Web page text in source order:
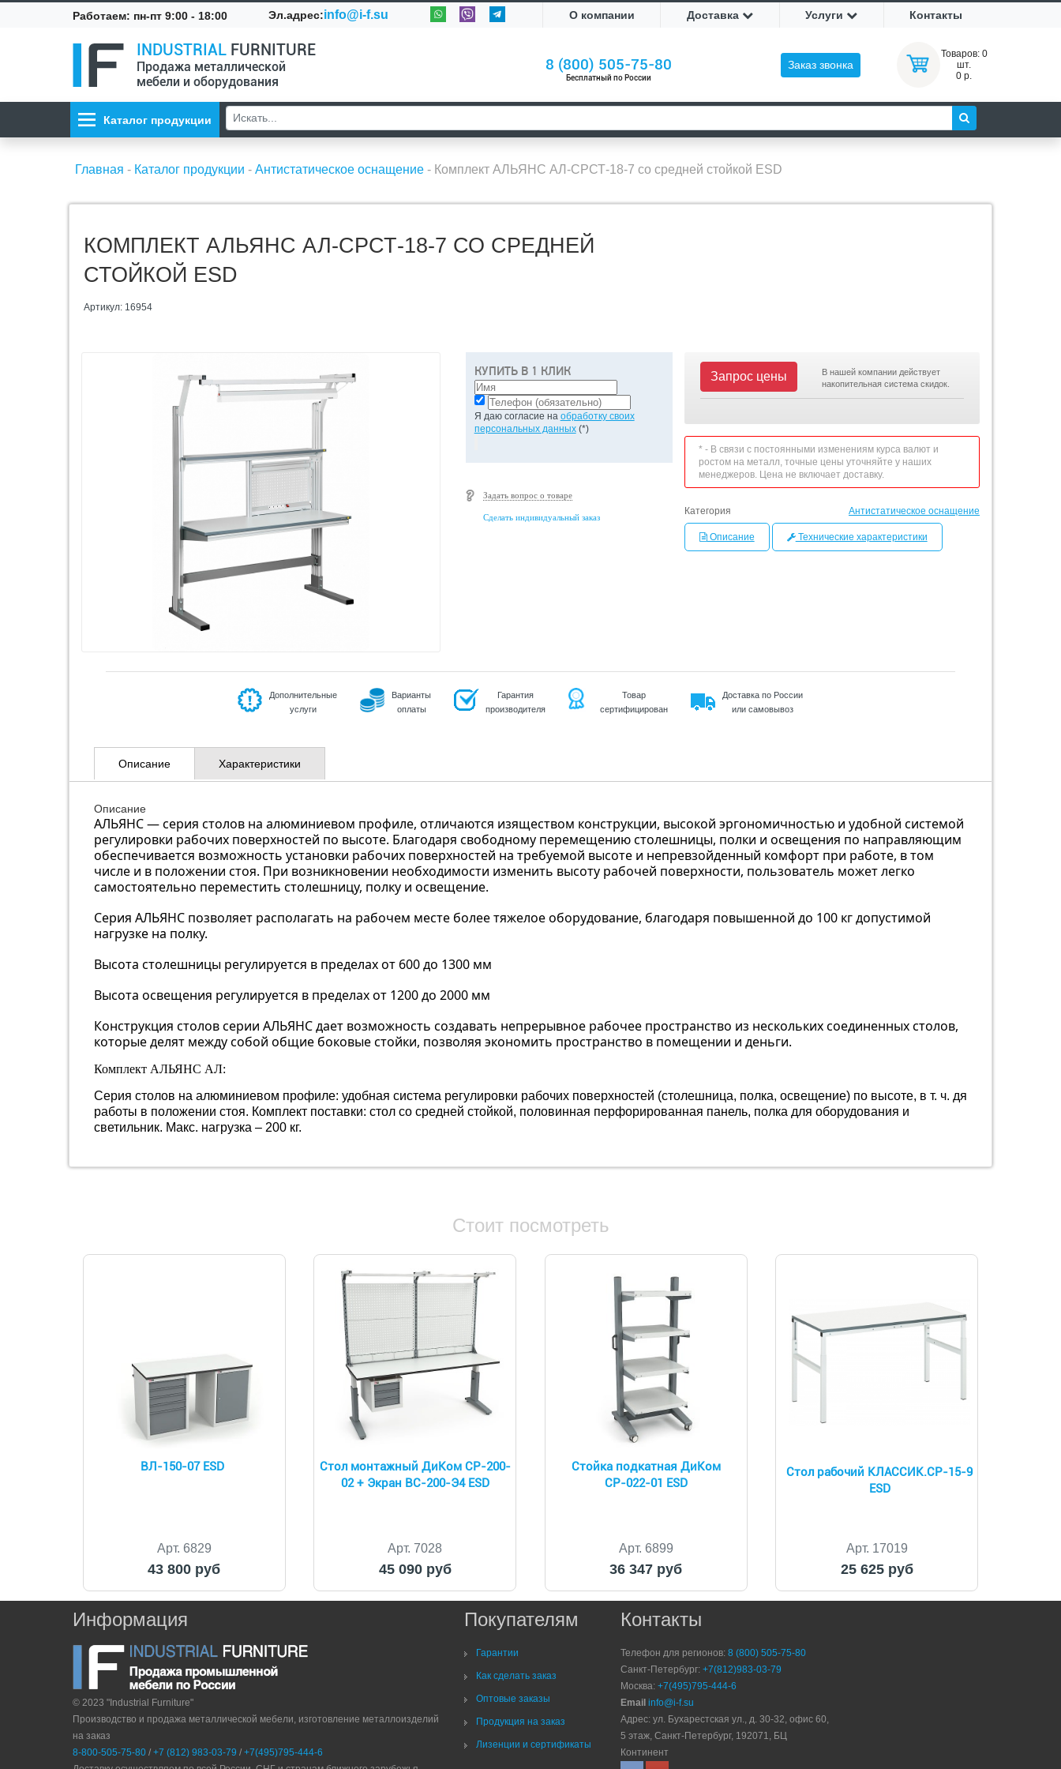
Работаем: пн-пт 9:00 - 18:00 Эл.адрес:info@i-f.su О компании Доставка Услуги Контакты
INDUSTRIAL FURNITURE
Продажа металлической
мебели и оборудования
8 (800) 505-75-80
Бесплатный по России
Заказ звонка
Товаров: 0
шт.
0 р.
Каталог продукции
Главная - Каталог продукции - Антистатическое оснащение - Комплект АЛЬЯНС АЛ-СРСТ-18-7 со средней стойкой ESD
КОМПЛЕКТ АЛЬЯНС АЛ-СРСТ-18-7 СО СРЕДНЕЙ
СТОЙКОЙ ESD
Артикул: 16954
КУПИТЬ В 1 КЛИК
Я даю согласие на обработку своих
персональных данных(*)
Задать вопрос о товаре
Сделать индивидуальный заказ
Запрос цены
В нашей компании действует
накопительная система скидок.
* - В связи с постоянными изменениям курса валют и
ростом на металл, точные цены уточняйте у наших
менеджеров. Цена не включает доставку.
Категория Антистатическое оснащение
Описание Технические характеристики
Дополнительные
услуги
Варианты
оплаты
Гарантия
производителя
Товар
сертифицирован
Доставка по России
или самовывоз
Описание Характеристики
Описание
АЛЬЯНС — серия столов на алюминиевом профиле, отличаются изяществом конструкции, высокой эргономичностью и удобной системой
регулировки рабочих поверхностей по высоте. Благодаря свободному перемещению столешницы, полки и освещения по направляющим
обеспечивается возможность установки рабочих поверхностей на требуемой высоте и непревзойденный комфорт при работе, в том
числе и в положении стоя. При возникновении необходимости изменить высоту рабочей поверхности, пользователь может легко
самостоятельно переместить столешницу, полку и освещение.
Серия АЛЬЯНС позволяет располагать на рабочем месте более тяжелое оборудование, благодаря повышенной до 100 кг допустимой
нагрузке на полку.
Высота столешницы регулируется в пределах от 600 до 1300 мм
Высота освещения регулируется в пределах от 1200 до 2000 мм
Конструкция столов серии АЛЬЯНС дает возможность создавать непрерывное рабочее пространство из нескольких соединенных столов,
которые делят между собой общие боковые стойки, позволяя экономить пространство в помещении и деньги.
Комплект АЛЬЯНС АЛ:
Серия столов на алюминиевом профиле: удобная система регулировки рабочих поверхностей (столешница, полка, освещение) по высоте, в т. ч. дя
работы в положении стоя. Комплект поставки: стол со средней стойкой, половинная перфорированная панель, полка для оборудования и
светильник. Макс. нагрузка – 200 кг.
Стоит посмотреть
ВЛ-150-07 ESD
Арт. 6829
43 800 руб
Cтол монтажный ДиКом СР-200-
02 + Экран ВС-200-Э4 ESD
Арт. 7028
45 090 руб
Стойка подкатная ДиКом
СР-022-01 ESD
Арт. 6899
36 347 руб
Стол рабочий КЛАССИК.СР-15-9
ESD
Арт. 17019
25 625 руб
Информация
© 2023 "Industrial Furniture"
Производство и продажа металлической мебели, изготовление металлоизделий
на заказ
8-800-505-75-80 / +7 (812) 983-03-79 / +7(495)795-444-6
Покупателям
Гарантии
Как сделать заказ
Оптовые заказы
Продукция на заказ
Лизенции и сертификаты
Контакты
Телефон для регионов:8 (800) 505-75-80
Санкт-Петербург:+7(812)983-03-79
Москва:+7(495)795-444-6
Email info@i-f.su
Адрес: ул. Бухарестская ул., д. 30-32, офис 60,
5 этаж, Санкт-Петербург, 192071, БЦ
Континент